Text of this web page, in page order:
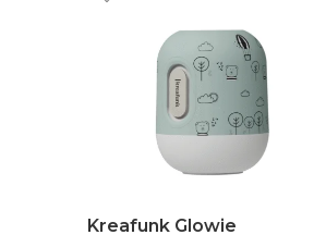
Kreafunk Glowie